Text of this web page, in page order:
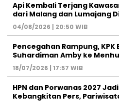
Api Kembali Terjang
dari Malang dan Lumajang
04/08/2026 | 20:50 WIB
Pencegahan Rampung,
Suhardiman Amby ke
18/07/2026 | 17:57 WIB
HPN dan Porwanas 2027
Kebangkitan Pers,